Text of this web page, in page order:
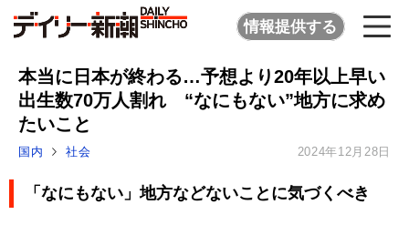
情報提供する
本当に日本が終わる…予想より20年以上早い
出生数70万人割れ “なにもない”地方に求め
たいこと
国内 社会 2024年12月28日
「なにもない」地方などないことに気づくべき